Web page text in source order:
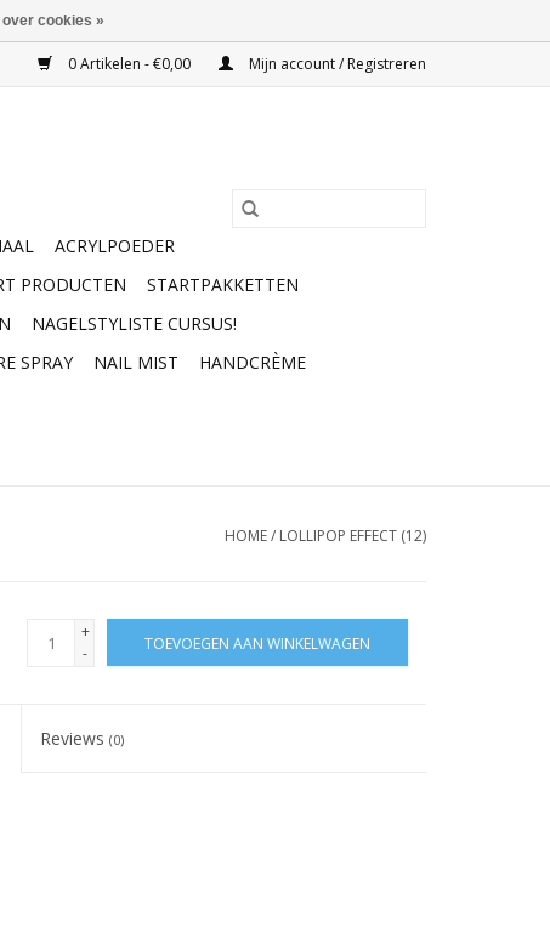
0 Artikelen - €0,00 Mijn account / Registreren
ACRYLPOEDER
PRODUCTEN
STARTPAKKETTEN
NAGELSTYLISTE CURSUS!
SPRAY NAIL MIST HANDCRÈME
HOME/ LOLLIPOP EFFECT (12)
+
-
TOEVOEGEN AAN WINKELWAGEN
Reviews(0)
over cookies »